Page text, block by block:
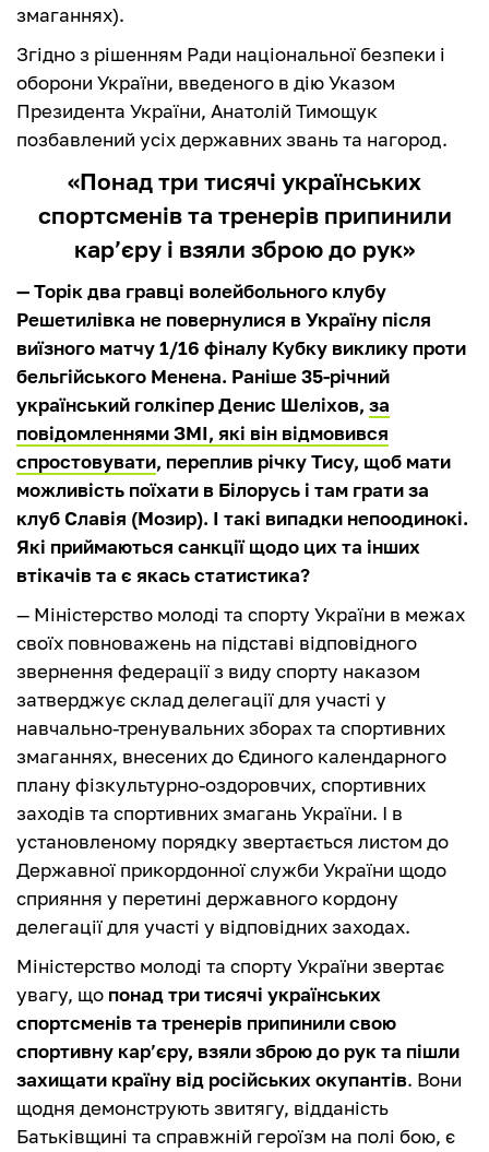
змаганнях).
Згідно з рішенням Ради національної безпеки і
оборони України, введеного в дію Указом
Президента України, Анатолій Тимощук
позбавлений усіх державних звань та нагород.
«Понад три тисячі українських
спортсменів та тренерів припинили
кар’єру і взяли зброю до рук»
— Торік два гравці волейбольного клубу
Решетилівка не повернулися в Україну після
виїзного матчу 1/16 фіналу Кубку виклику проти
бельгійського Менена. Раніше 35-річний
український голкіпер Денис Шеліхов, за
повідомленнями ЗМІ, які він відмовився
спростовувати, переплив річку Тису, щоб мати
можливість поїхати в Білорусь і там грати за
клуб Славія (Мозир). І такі випадки непоодинокі.
Які приймаються санкції щодо цих та інших
втікачів та є якась статистика?
— Міністерство молоді та спорту України в межах
своїх повноважень на підставі відповідного
звернення федерації з виду спорту наказом
затверджує склад делегації для участі у
навчально-тренувальних зборах та спортивних
змаганнях, внесених до Єдиного календарного
плану фізкультурно-оздоровчих, спортивних
заходів та спортивних змагань України. І в
установленому порядку звертається листом до
Державної прикордонної служби України щодо
сприяння у перетині державного кордону
делегації для участі у відповідних заходах.
Міністерство молоді та спорту України звертає
увагу, що понад три тисячі українських
спортсменів та тренерів припинили свою
спортивну кар’єру, взяли зброю до рук та пішли
захищати країну від російських окупантів. Вони
щодня демонструють звитягу, відданість
Батьківщині та справжній героїзм на полі бою, є